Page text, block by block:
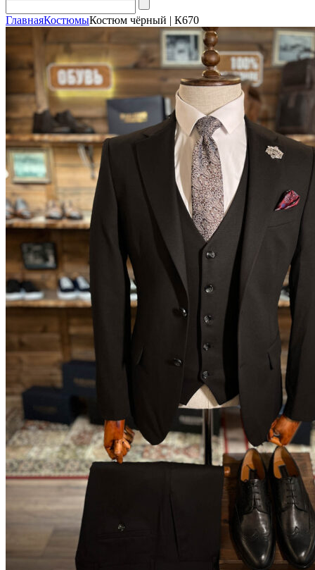
ГлавнаяКостюмыКостюм чёрный | К670